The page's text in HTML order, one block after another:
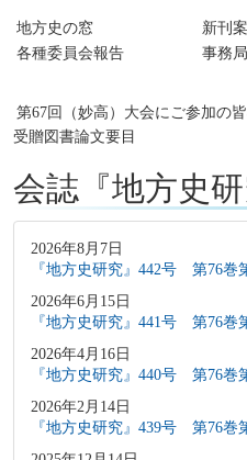
地方史の窓
新刊
各種委員会報告
事務
第67回（妙高）大会にご参加の
受贈図書論文要目
会誌『地方史研
2026年8月7日
『地方史研究』442号 第76巻
2026年6月15日
『地方史研究』441号 第76巻
2026年4月16日
『地方史研究』440号 第76巻
2026年2月14日
『地方史研究』439号 第76巻